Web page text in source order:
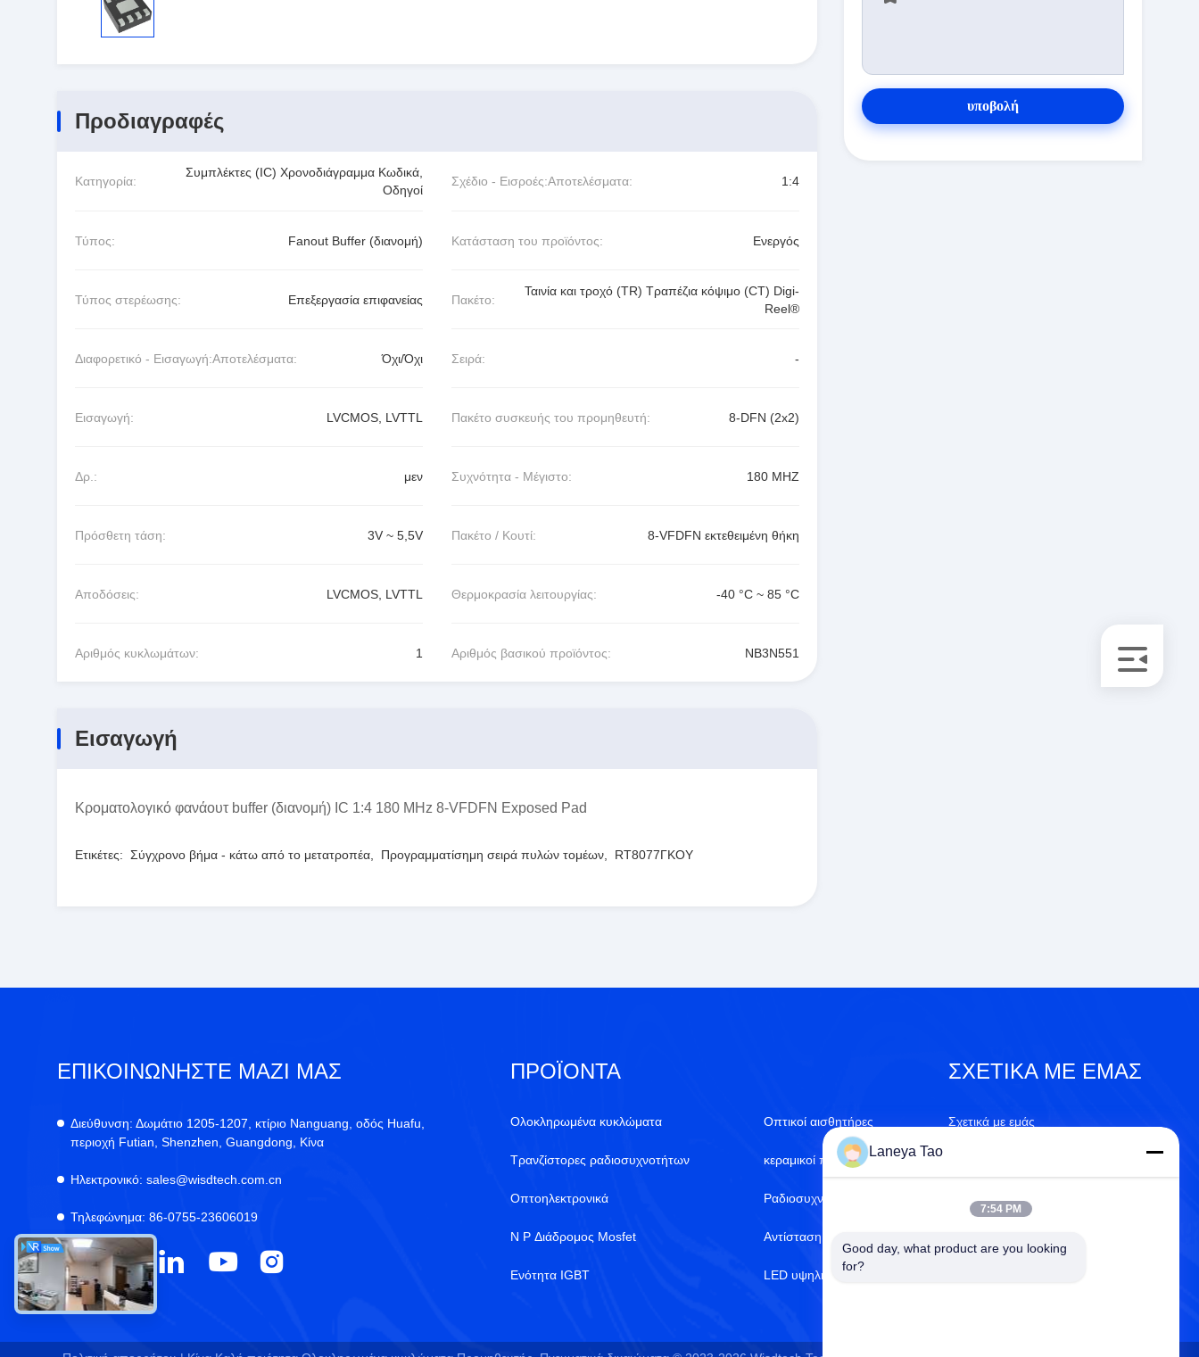
Προδιαγραφές
Κατηγορία:
Συμπλέκτες (IC) Χρονοδιάγραμμα Κωδικά,
Οδηγοί
Σχέδιο - Εισροές:Αποτελέσματα: 1:4
Τύπος: Fanout Buffer (διανομή) Κατάσταση του προϊόντος: Ενεργός
Τύπος στερέωσης: Επεξεργασία επιφανείας Πακέτο:
Ταινία και τροχό (TR) Τραπέζια κόψιμο (CT) Digi-
Reel®
Διαφορετικό - Εισαγωγή:Αποτελέσματα: Όχι/Όχι Σειρά: -
Εισαγωγή: LVCMOS, LVTTL Πακέτο συσκευής του προμηθευτή: 8-DFN (2x2)
Δρ.: μεν Συχνότητα - Μέγιστο: 180 MHZ
Πρόσθετη τάση: 3V ~ 5,5V Πακέτο / Κουτί: 8-VFDFN εκτεθειμένη θήκη
Αποδόσεις: LVCMOS, LVTTL Θερμοκρασία λειτουργίας: -40 °C ~ 85 °C
Αριθμός κυκλωμάτων: 1 Αριθμός βασικού προϊόντος: NB3N551
Εισαγωγή
Κροματολογικό φανάουτ buffer (διανομή) IC 1:4 180 MHz 8-VFDFN Exposed Pad
Ετικέτες: Σύγχρονο βήμα - κάτω από το μετατροπέα Προγραμματίσημη σειρά πυλών τομέων RT8077ΓΚΟΥ
υποβολή
ΕΠΙΚΟΙΝΩΝΉΣΤΕ ΜΑΖΊ ΜΑΣ
Διεύθυνση: Δωμάτιο 1205-1207, κτίριο Nanguang, οδός Huafu,
περιοχή Futian, Shenzhen, Guangdong, Κίνα
Ηλεκτρονικό: sales@wisdtech.com.cn
Τηλεφώνημα: 86-0755-23606019
ΠΡΟΪΌΝΤΑ
Ολοκληρωμένα κυκλώματα
Τρανζίστορες ραδιοσυχνοτήτων
Οπτοηλεκτρονικά
N P Διάδρομος Mosfet
Ενότητα IGBT
Οπτικοί αισθητήρες
κεραμικοί πυκνωτές
Ραδιοσυχνοποιητές
Αντίσταση τσιπ
LED υψηλής ισχύος
ΣΧΕΤΙΚΆ ΜΕ ΕΜΆΣ
Σχετικά με εμάς
Έλεγχος ποιότητας
Laneya Tao
7:54 PM
Good day, what product are you looking
for?